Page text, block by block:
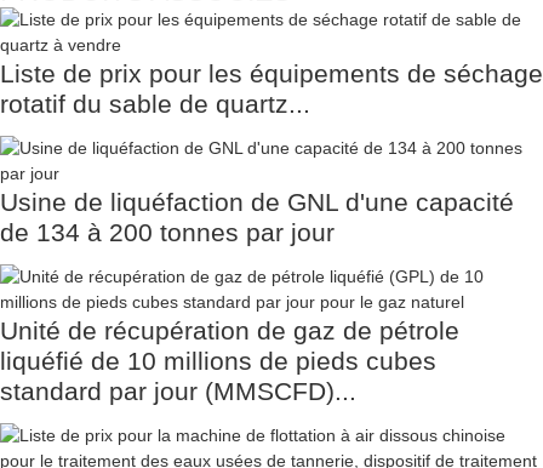
Liste de prix pour les équipements de séchage
rotatif du sable de quartz...
Usine de liquéfaction de GNL d'une capacité
de 134 à 200 tonnes par jour
Unité de récupération de gaz de pétrole
liquéfié de 10 millions de pieds cubes
standard par jour (MMSCFD)...